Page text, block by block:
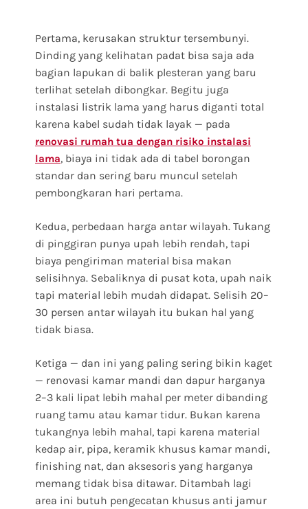
Pertama, kerusakan struktur tersembunyi.
Dinding yang kelihatan padat bisa saja ada
bagian lapukan di balik plesteran yang baru
terlihat setelah dibongkar. Begitu juga
instalasi listrik lama yang harus diganti total
karena kabel sudah tidak layak — pada
renovasi rumah tua dengan risiko instalasi
lama, biaya ini tidak ada di tabel borongan
standar dan sering baru muncul setelah
pembongkaran hari pertama.
Kedua, perbedaan harga antar wilayah. Tukang
di pinggiran punya upah lebih rendah, tapi
biaya pengiriman material bisa makan
selisihnya. Sebaliknya di pusat kota, upah naik
tapi material lebih mudah didapat. Selisih 20–
30 persen antar wilayah itu bukan hal yang
tidak biasa.
Ketiga — dan ini yang paling sering bikin kaget
— renovasi kamar mandi dan dapur harganya
2–3 kali lipat lebih mahal per meter dibanding
ruang tamu atau kamar tidur. Bukan karena
tukangnya lebih mahal, tapi karena material
kedap air, pipa, keramik khusus kamar mandi,
finishing nat, dan aksesoris yang harganya
memang tidak bisa ditawar. Ditambah lagi
area ini butuh pengecatan khusus anti jamur